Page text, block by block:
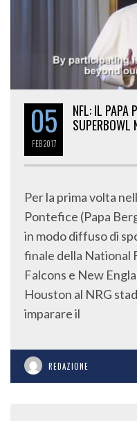
05
FEB2017
NFL: IL PAPA
SUPERBOWL
Per la prima volta
Pontefice (Papa
in modo diffuso di
finale della National
Falcons e New
Houston al NRG
imparare il
REDAZIONE